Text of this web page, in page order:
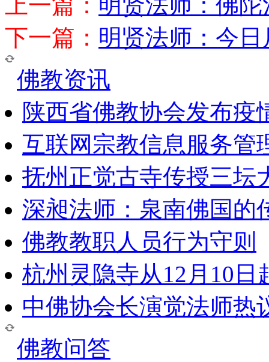
下一篇： 明贤法师：今
佛教资讯
陕西省佛教协会发布疫
互联网宗教信息服务管
抚州正觉古寺传授三坛
深昶法师：泉南佛国的
佛教教职人员行为守则
杭州灵隐寺从12月10日
中佛协会长演觉法师热
佛教问答